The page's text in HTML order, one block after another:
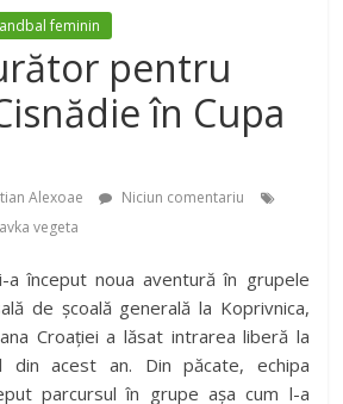
feminin
pentru
în Cupa
Alexoae
Niciun comentariu
vegeta
a început noua aventură în grupele
de școală generală la Koprivnica,
Croației a lăsat intrarea liberă la
din acest an. Din păcate, echipa
parcursul în grupe așa cum l-a